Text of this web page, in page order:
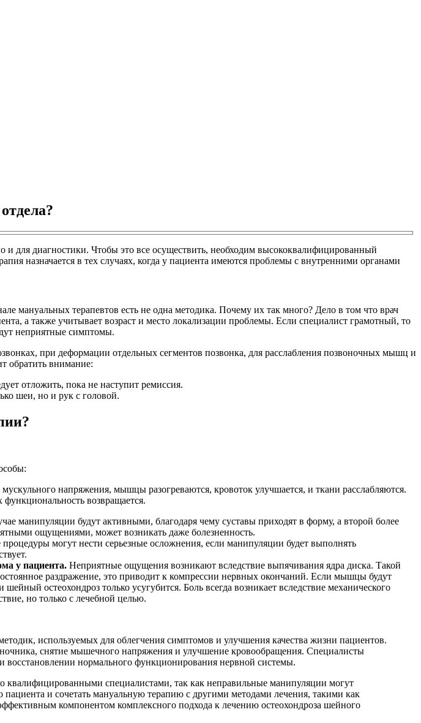
и для диагностики. Чтобы это все осуществить, необходим высококвалифицированный
назначается в тех случаях, когда у пациента имеются проблемы с внутренними органами
мануальных терапевтов есть не одна методика. Почему их так много? Дело в том что врач
а также учитывает возраст и место локализации проблемы. Если специалист грамотный, то
неприятные симптомы.
при деформации отдельных сегментов позвонка, для расслабления позвоночных мышц и
обратить внимание:
отложить, пока не наступит ремиссия.
шеи, но и рук с головой.
напряжения, мышцы разогреваются, кровоток улучшается, и ткани расслабляются.
возвращается.
манипуляции будут активными, благодаря чему суставы приходят в форму, а второй более
ощущениями, может возникать даже болезненность.
могут нести серьезные осложнения, если манипуляции будет выполнять
у пациента. Неприятные ощущения возникают вследствие выпячивания ядра диска. Такой
раздражение, это приводит к компрессии нервных окончаний. Если мышцы будут
остеохондроз только усугубится. Боль всегда возникает вследствие механического
но только с лечебной целью.
используемых для облегчения симптомов и улучшения качества жизни пациентов.
снятие мышечного напряжения и улучшение кровообращения. Специалисты
восстановлении нормального функционирования нервной системы.
квалифицированными специалистами, так как неправильные манипуляции могут
и сочетать мануальную терапию с другими методами лечения, такими как
компонентом комплексного подхода к лечению остеохондроза шейного